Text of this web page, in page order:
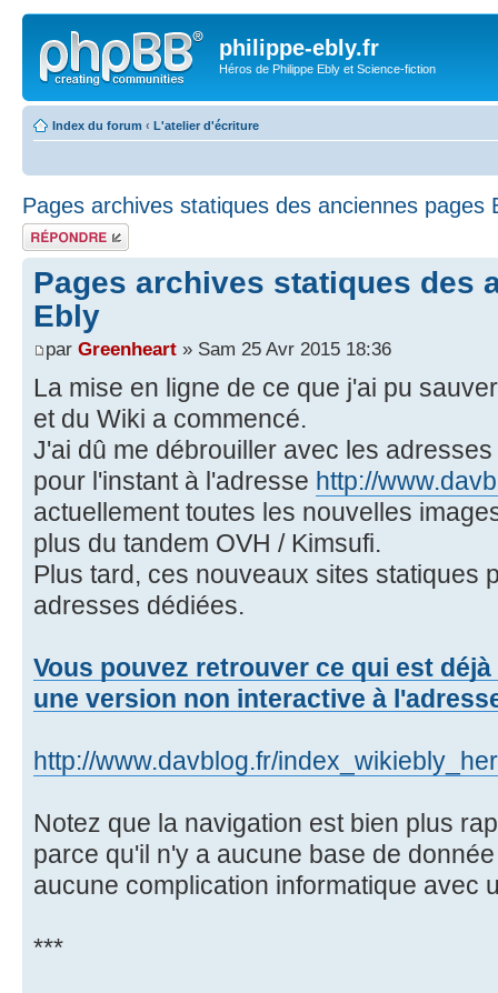
philippe-ebly.fr
Héros de Philippe Ebly et Science-fiction
Index du forum ‹ L'atelier d'écriture
Pages archives statiques des anciennes pages
Répondre
Pages archives statiques des
Ebly
par Greenheart » Sam 25 Avr 2015 18:36
La mise en ligne de ce que j'ai pu
et du Wiki a commencé.
J'ai dû me débrouiller avec les
pour l'instant à l'adresse http://
actuellement toutes les nouvelles
plus du tandem OVH / Kimsufi.
Plus tard, ces nouveaux sites statiques
adresses dédiées.
Vous pouvez retrouver ce qui est
une version non interactive à
http://www.davblog.fr/
Notez que la navigation est bien plus
parce qu'il n'y a aucune base de
aucune complication informatique avec
***